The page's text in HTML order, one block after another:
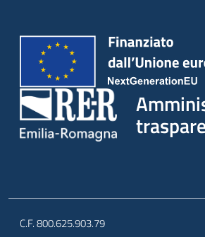
C.F. 800.625.903.79